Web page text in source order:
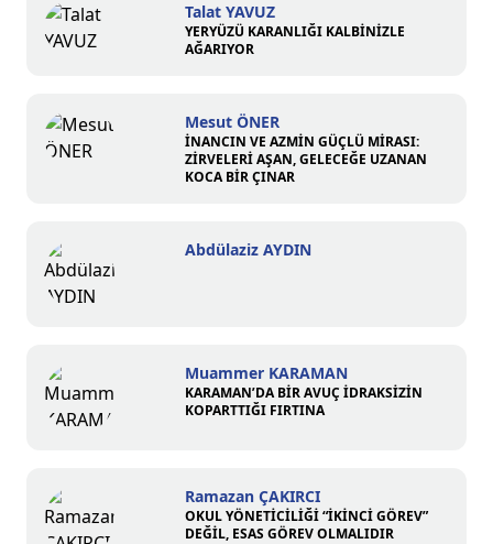
Talat YAVUZ
YERYÜZÜ KARANLIĞI KALBİNİZLE
AĞARIYOR
Mesut ÖNER
İNANCIN VE AZMİN GÜÇLÜ MİRASI:
ZİRVELERİ AŞAN, GELECEĞE UZANAN
KOCA BİR ÇINAR
Abdülaziz AYDIN
Muammer KARAMAN
KARAMAN’DA BİR AVUÇ İDRAKSİZİN
KOPARTTIĞI FIRTINA
Ramazan ÇAKIRCI
OKUL YÖNETİCİLİĞİ “İKİNCİ GÖREV”
DEĞİL, ESAS GÖREV OLMALIDIR